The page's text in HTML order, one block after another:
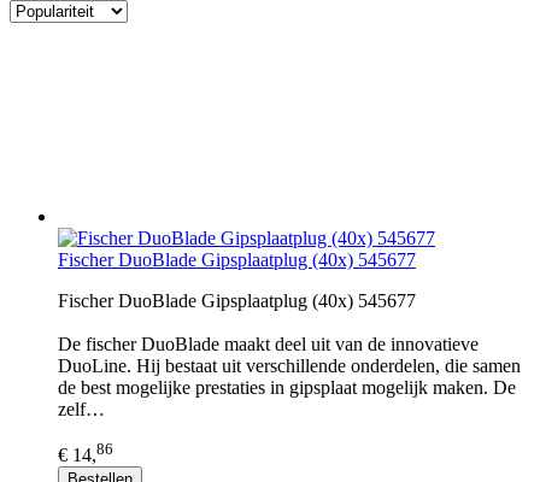
Fischer DuoBlade Gipsplaatplug (40x) 545677
Fischer DuoBlade Gipsplaatplug (40x) 545677
De fischer DuoBlade maakt deel uit van de innovatieve
DuoLine. Hij bestaat uit verschillende onderdelen, die samen
de best mogelijke prestaties in gipsplaat mogelijk maken. De
zelf…
€ 14,86